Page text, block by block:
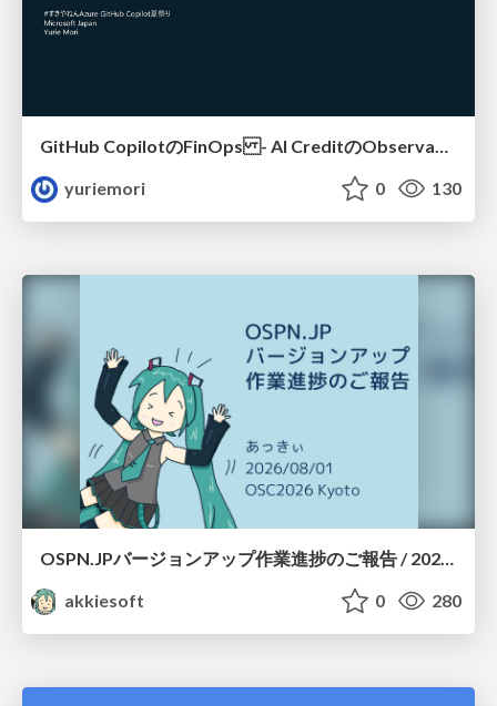
GitHub CopilotのFinOps - AI CreditのObservabilityと価値を生むためのエージェント設計
yuriemori
0 130
OSPN.JPバージョンアップ作業進捗のご報告 / 20260801-osc26kyoto
akkiesoft
0 280